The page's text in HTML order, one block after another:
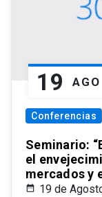
19 AGO
Conferencias
Seminario:
el
mercados y
19 de